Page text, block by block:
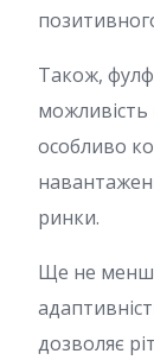
Також,
особливо
ринки.
Ще не менш
дозволяє